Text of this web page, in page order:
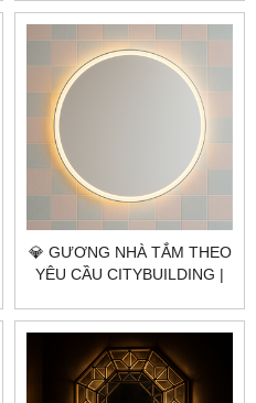
GIÁ GƯƠNG NHÀ TẮM
💎 GƯƠNG NHÀ TẮM THEO
YÊU CẦU CITYBUILDING |
GIÁ GƯƠNG NHÀ TẮM ĐẶC
KHU CÔN ĐẢO TP.HCM